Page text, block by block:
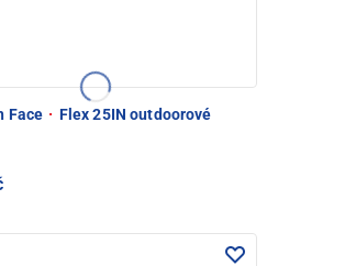
Face · Flex 25IN outdoorové